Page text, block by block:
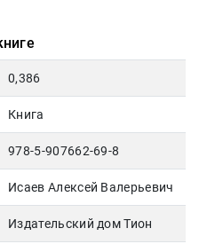
0,386
Книга
978-5-907662-69-8
Исаев Алексей Валерьевич
Издательский дом Тион